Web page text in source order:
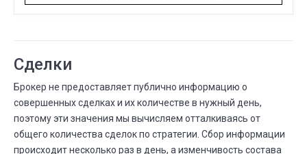
Сделки
Брокер не предоставляет публично информацию о
совершенных сделках и их количестве в нужный день,
поэтому эти значения мы вычисляем отталкиваясь от
общего количества сделок по стратегии. Сбор информации
происходит несколько раз в день, а изменчивость состава